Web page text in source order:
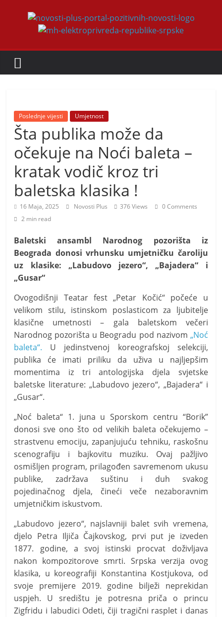
Novosti
r
a
l
p
z
i
i
v
n
i
h
v
i
j
e
s
t
Poslednje vijesti Umjetnost
Šta publika može da
očekuje na Noći baleta –
kratak vodič kroz tri
baletska klasika !
16 Maja, 2025 Novosti Plus 376 Views
0 Comments
2 min read
Baletski ansambl Narodnog pozorišta iz
Beograda donosi vrhunsku umjetničku čaroliju
uz klasike: „Labudovo jezero“, „Bajadera“ i
„Gusar“
Ovogodišnji Teatar fest „Petar Kočić“ počeće u
velikom stilu, istinskom poslasticom za ljubitelje
klasične umetnosti – gala baletskom večeri
Narodnog pozorišta u Beogradu pod nazivom „Noć
baleta“. U jedinstvenoj koreografskoj selekciji,
publika će imati priliku da uživa u najljepšim
momentima iz tri antologijska djela svjetske
baletske literature: „Labudovo jezero“, „Bajadera“ i
„Gusar“.
„Noć baleta“ 1. juna u Sporskom centru “Borik”
donosi sve ono što od velikih baleta očekujemo –
strastvenu emociju, zapanjujuću tehniku, raskošnu
scenografiju i bajkovitu muziku. Ovaj pažljivo
osmišljen program, prilagođen savremenom ukusu
publike, zadržava suštinu i duh svakog
pojedinačnog djela, čineći veče nezaboravnim
umjetničkim iskustvom.
„Labudovo jezero“, najslavniji balet svih vremena,
djelo Petra Iljiča Čajkovskog, prvi put je izveden
1877. godine, a svoj istinski procvat doživljava
nakon kompozitorove smrti. Srpska verzija ovog
klasika, u koreografiji Konstantina Kostjukova, od
svoje premijere 2019. godine bilježi neprekidan
uspjeh. U središtu je potresna priča o princu
Zigfridu i labudici Odeti, čiji tragični rasplet i danas